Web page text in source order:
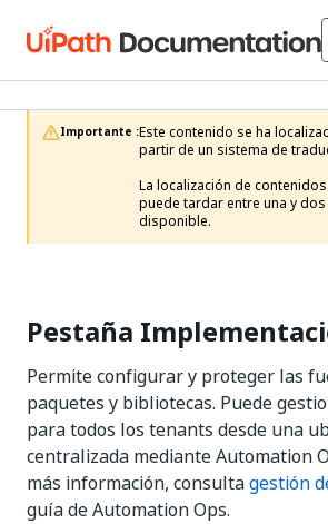
Importante :Este contenido se ha
partir de un sistema de
La localización de
puede tardar entre una y
disponible.
Pestaña
Permite configurar y proteger las
paquetes y bibliotecas. Puede
para todos los tenants desde una
centralizada mediante Automation
más información, consultagestión
guía de Automation Ops.